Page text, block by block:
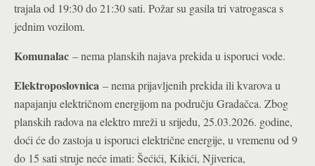
trajala od 19:30 do 21:30 sati. Požar su gasila tri vatrogasca s
jednim vozilom.
Komunalac – nema planskih najava prekida u isporuci vode.
Elektroposlovnica – nema prijavljenih prekida ili kvarova u
napajanju električnom energijom na području Gradačca. Zbog
planskih radova na elektro mreži u srijedu, 25.03.2026. godine,
doći će do zastoja u isporuci električne energije, u vremenu od 9
do 15 sati struje neće imati: Šećići, Kikići, Njiverica,